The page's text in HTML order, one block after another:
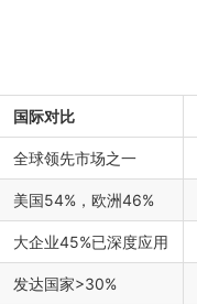
国际对比
全球领先市场之一
美国54%，欧洲46%
大企业45%已深度应用
发达国家>30%